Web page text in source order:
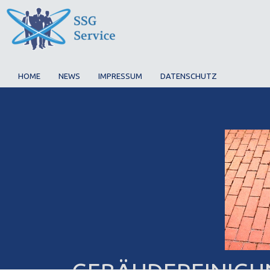
HOME NEWS IMPRESSUM DATENSCHUTZ